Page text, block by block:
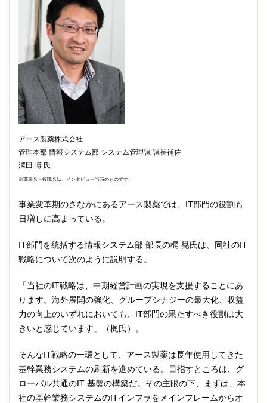
アース製薬株式会社
管理本部 情報システム部 システム管理課 課長補佐
澤田 博 氏
※部署名・役職名は、インタビュー当時のものです。
事業変革期のさなかにあるアース製薬では、IT部門の役割も
日増しに高まっている。
IT部門を統括する情報システム部 部長の梶 晃氏は、同社のIT
戦略について次のように説明する。
「当社のIT戦略は、中期経営計画の実現を支援することにあ
ります。海外展開の強化、グループシナジーの最大化、収益
力の向上のいずれにおいても、IT部門の果たすべき役割は大
きいと感じています」（梶氏）。
そんなIT戦略の一環として、アース製薬は長年使用してきた
基幹業務システムの刷新を進めている。目指すところは、グ
ローバル共通のIT 基盤の構築だ。その主眼の下、まずは、本
社の基幹業務システムのITインフラをメインフレームからオ